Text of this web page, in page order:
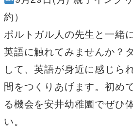
約）
ポルトガル人の先生と一緒
英語に触れてみませんか？
して、英語が身近に感じら
間をつくりあげます。初め
る機会を安井幼稚園でぜひ
い。